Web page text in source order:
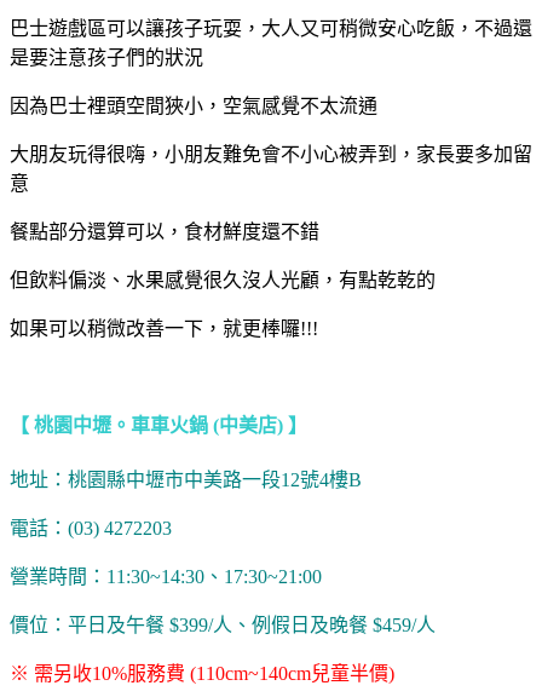
巴士遊戲區可以讓孩子玩耍，大人又可稍微安心吃飯，不過還
是要注意孩子們的狀況
因為巴士裡頭空間狹小，空氣感覺不太流通
大朋友玩得很嗨，小朋友難免會不小心被弄到，家長要多加留
意
餐點部分還算可以，食材鮮度還不錯
但飲料偏淡、水果感覺很久沒人光顧，有點乾乾的
如果可以稍微改善一下，就更棒囉!!!
【 桃園中壢。車車火鍋 (中美店) 】
地址：桃園縣中壢市中美路一段12號4樓B
電話：(03) 4272203
營業時間：11:30~14:30、17:30~21:00
價位：平日及午餐 $399/人、例假日及晚餐 $459/人
※ 需另收10%服務費 (110cm~140cm兒童半價)